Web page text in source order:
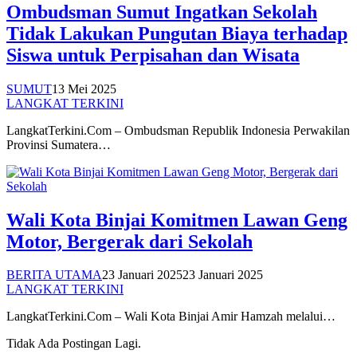
Ombudsman Sumut Ingatkan Sekolah
Tidak Lakukan Pungutan Biaya terhadap
Siswa untuk Perpisahan dan Wisata
SUMUT13 Mei 2025
LANGKAT TERKINI
LangkatTerkini.Com – Ombudsman Republik Indonesia Perwakilan
Provinsi Sumatera…
Wali Kota Binjai Komitmen Lawan Geng
Motor, Bergerak dari Sekolah
BERITA UTAMA23 Januari 202523 Januari 2025
LANGKAT TERKINI
LangkatTerkini.Com – Wali Kota Binjai Amir Hamzah melalui…
Tidak Ada Postingan Lagi.